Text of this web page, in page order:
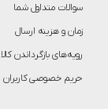
سوالات متداول شما
زمان و هزینه ارسال
رویه‌های بازگرداندن کالا
حریم خصوصی کاربران